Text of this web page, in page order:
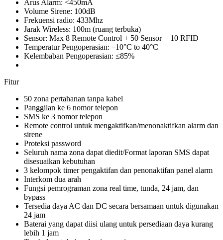
Arus Alarm: <450mA
Volume Sirene: 100dB
Frekuensi radio: 433Mhz
Jarak Wireless: 100m (ruang terbuka)
Sensor: Max 8 Remote Control + 50 Sensor + 10 RFID
Temperatur Pengoperasian: –10°C to 40°C
Kelembaban Pengoperasian: ≤85%
Fitur
50 zona pertahanan tanpa kabel
Panggilan ke 6 nomor telepon
SMS ke 3 nomor telepon
Remote control untuk mengaktifkan/menonaktifkan alarm dan
sirene
Proteksi password
Seluruh nama zona dapat diedit/Format laporan SMS dapat
disesuaikan kebutuhan
3 kelompok timer pengaktifan dan penonaktifan panel alarm
Interkom dua arah
Fungsi pemrograman zona real time, tunda, 24 jam, dan
bypass
Tersedia daya AC dan DC secara bersamaan untuk digunakan
24 jam
Baterai yang dapat diisi ulang untuk persediaan daya kurang
lebih 1 jam